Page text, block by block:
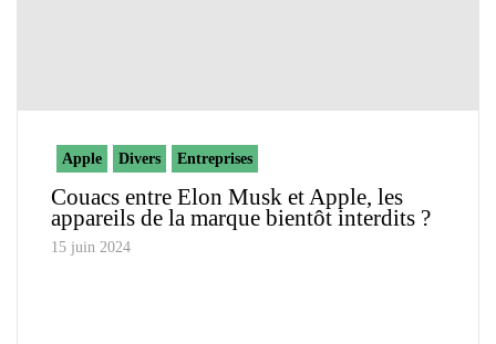
Apple Divers Entreprises
Couacs entre Elon Musk et Apple, les
appareils de la marque bientôt interdits ?
15 juin 2024